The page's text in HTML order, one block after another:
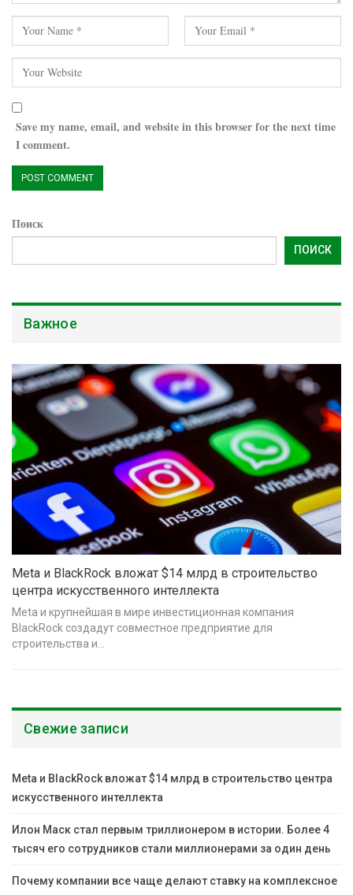
Save my name, email, and website in this browser for the next time
I comment.
Поиск
ПОИСК
Важное
Meta и BlackRock вложат $14 млрд в строительство
центра искусственного интеллекта
Meta и крупнейшая в мире инвестиционная компания
BlackRock создадут совместное предприятие для
строительства и…
Свежие записи
Meta и BlackRock вложат $14 млрд в строительство центра
искусственного интеллекта
Илон Маск стал первым триллионером в истории. Более 4
тысяч его сотрудников стали миллионерами за один день
Почему компании все чаще делают ставку на комплексное